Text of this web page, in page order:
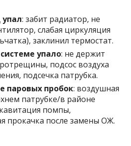
упал: забит радиатор, не
слабая циркуляция
заклинил термостат.
упало: не держит
подсос воздуха
подсечка патрубка.
паровых пробок: воздушная
патрубке/в районе
помпы,
прокачка после замены ОЖ.